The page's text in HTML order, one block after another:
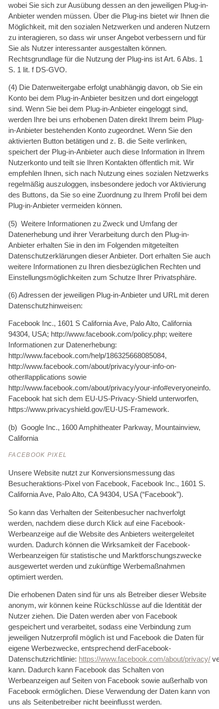
wobei Sie sich zur Ausübung dessen an den jeweiligen Plug-in-
Anbieter wenden müssen. Über die Plug-ins bietet wir Ihnen die
Möglichkeit, mit den sozialen Netzwerken und anderen Nutzern
zu interagieren, so dass wir unser Angebot verbessern und für
Sie als Nutzer interessanter ausgestalten können.
Rechtsgrundlage für die Nutzung der Plug-ins ist Art. 6 Abs. 1
S. 1 lit. f DS-GVO.
(4) Die Datenweitergabe erfolgt unabhängig davon, ob Sie ein
Konto bei dem Plug-in-Anbieter besitzen und dort eingeloggt
sind. Wenn Sie bei dem Plug-in-Anbieter eingeloggt sind,
werden Ihre bei uns erhobenen Daten direkt Ihrem beim Plug-
in-Anbieter bestehenden Konto zugeordnet. Wenn Sie den
aktivierten Button betätigen und z. B. die Seite verlinken,
speichert der Plug-in-Anbieter auch diese Information in Ihrem
Nutzerkonto und teilt sie Ihren Kontakten öffentlich mit. Wir
empfehlen Ihnen, sich nach Nutzung eines sozialen Netzwerks
regelmäßig auszuloggen, insbesondere jedoch vor Aktivierung
des Buttons, da Sie so eine Zuordnung zu Ihrem Profil bei dem
Plug-in-Anbieter vermeiden können.
(5) Weitere Informationen zu Zweck und Umfang der
Datenerhebung und ihrer Verarbeitung durch den Plug-in-
Anbieter erhalten Sie in den im Folgenden mitgeteilten
Datenschutzerklärungen dieser Anbieter. Dort erhalten Sie auch
weitere Informationen zu Ihren diesbezüglichen Rechten und
Einstellungsmöglichkeiten zum Schutze Ihrer Privatsphäre.
(6) Adressen der jeweiligen Plug-in-Anbieter und URL mit deren
Datenschutzhinweisen:
Facebook Inc., 1601 S California Ave, Palo Alto, California
94304, USA; http://www.facebook.com/policy.php; weitere
Informationen zur Datenerhebung:
http://www.facebook.com/help/186325668085084,
http://www.facebook.com/about/privacy/your-info-on-
other#applications sowie
http://www.facebook.com/about/privacy/your-info#everyoneinfo.
Facebook hat sich dem EU-US-Privacy-Shield unterworfen,
https://www.privacyshield.gov/EU-US-Framework.
(b) Google Inc., 1600 Amphitheater Parkway, Mountainview,
California
FACEBOOK PIXEL
Unsere Website nutzt zur Konversionsmessung das
Besucheraktions-Pixel von Facebook, Facebook Inc., 1601 S.
California Ave, Palo Alto, CA 94304, USA (“Facebook”).
So kann das Verhalten der Seitenbesucher nachverfolgt
werden, nachdem diese durch Klick auf eine Facebook-
Werbeanzeige auf die Website des Anbieters weitergeleitet
wurden. Dadurch können die Wirksamkeit der Facebook-
Werbeanzeigen für statistische und Marktforschungszwecke
ausgewertet werden und zukünftige Werbemaßnahmen
optimiert werden.
Die erhobenen Daten sind für uns als Betreiber dieser Website
anonym, wir können keine Rückschlüsse auf die Identität der
Nutzer ziehen. Die Daten werden aber von Facebook
gespeichert und verarbeitet, sodass eine Verbindung zum
jeweiligen Nutzerprofil möglich ist und Facebook die Daten für
eigene Werbezwecke, entsprechend derFacebook-
Datenschutzrichtlinie: https://www.facebook.com/about/privacy/
kann. Dadurch kann Facebook das Schalten von
Werbeanzeigen auf Seiten von Facebook sowie außerhalb von
Facebook ermöglichen. Diese Verwendung der Daten kann von
uns als Seitenbetreiber nicht beeinflusst werden.